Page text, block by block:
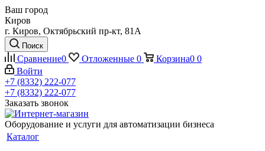
Ваш город
Киров
г. Киров, Октябрьский пр-кт, 81А
Поиск
Сравнение0 Отложенные 0 Корзина0 0
Войти
+7 (8332) 222-077
+7 (8332) 222-077
Заказать звонок
Оборудование и услуги для автоматизации бизнеса
Каталог